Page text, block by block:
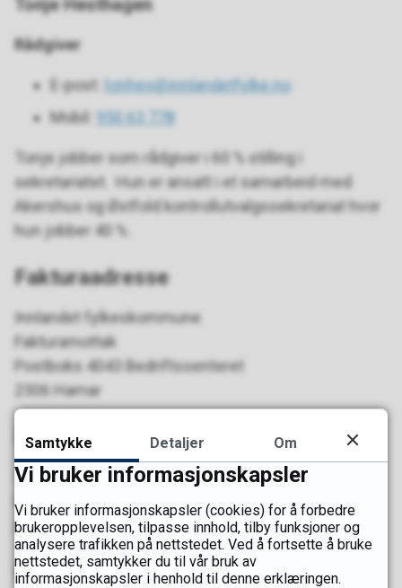
Tonje Hesthagen
Rådgiver
E-post: tonhes@innlandetfylke.no
Mobil:
950 63 778
Tonje jobber som rådgiver i 60 % stilling i
sekretariatet. Hun er ansatt i et samarbeid med
Akershus og Østfold kontrollutvalgssekretariat hvor
hun jobber 40 %.
Fakturaadresse
Innlandet fylkeskommune
Fakturamottak
Postboks 4043 Bedriftssenteret
2306 Hamar
Postadresse
Innlandet fylkeskommune
Postboks 4404 Bedriftssenteret
2325 Hamar
Besøksadresse
Samtykke Detaljer Om
Vi bruker informasjonskapsler
Vi bruker informasjonskapsler (cookies) for å forbedre
brukeropplevelsen, tilpasse innhold, tilby funksjoner og
analysere trafikken på nettstedet. Ved å fortsette å bruke
nettstedet, samtykker du til vår bruk av
informasjonskapsler i henhold til denne erklæringen.